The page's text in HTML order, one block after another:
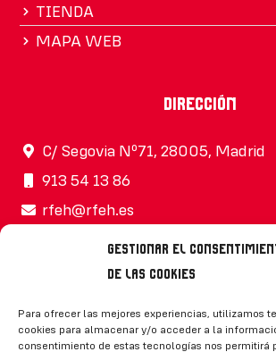
Gestionar el
de las cookies
Para ofrecer las mejores experiencias, utilizamos
cookies para almacenar y/o acceder a la
consentimiento de estas tecnologías nos permitirá
TIENDA
MAPA WEB
Dirección
C/ Segovia Nº71, 28005, Madrid
913 54 13 86
rfeh@rfeh.es
Síguenos